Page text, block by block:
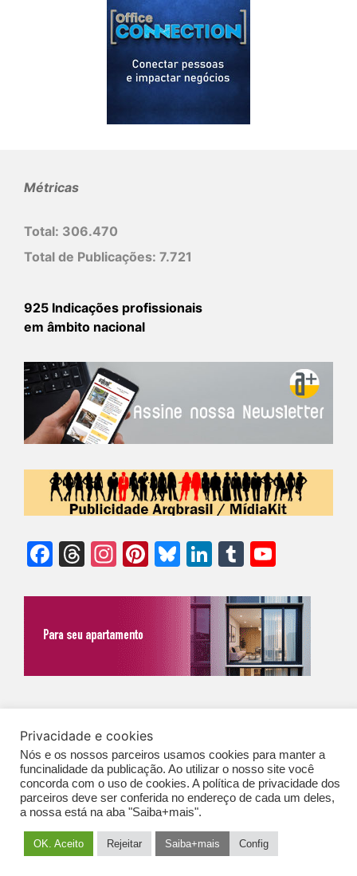
Métricas
Total: 306.470
Total de Publicações: 7.721
925 Indicações profissionais
em âmbito nacional
Facebook
Threads
Instagram
Pinterest
Bluesky
LinkedIn
Tumblr
Expediente|Contato|Newsletter
GERAIS DE PUBLICAÇÃO (CGP)
Privacidade e cookies
Nós e os nossos parceiros usamos cookies para manter a
funcinalidade da publicação. Ao utilizar o nosso site você
concorda com o uso de cookies. A política de privacidade dos
parceiros deve ser conferida no endereço de cada um deles,
a nossa está na aba "Saiba+mais".
OK. Aceito Rejeitar Saiba+mais Config